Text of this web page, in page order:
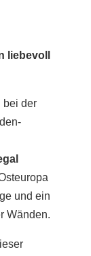
liebevoll
bei der
und ein
Wänden.